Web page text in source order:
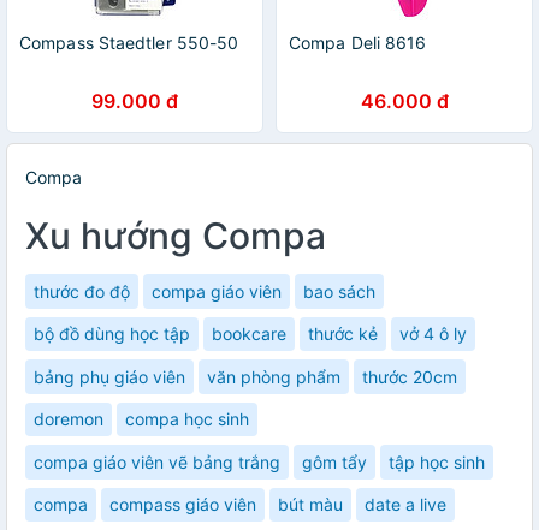
Compass Staedtler 550-50
99.000 đ
Compa Deli 8616
46.000 đ
Compa
Xu hướng Compa
thước đo độ compa giáo viên bao sách
bộ đồ dùng học tập bookcare thước kẻ vở 4 ô ly
bảng phụ giáo viên văn phòng phẩm thước 20cm
doremon compa học sinh
compa giáo viên vẽ bảng trắng gôm tẩy tập học sinh
compa compass giáo viên bút màu date a live